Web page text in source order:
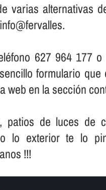
varias alternativas
627 964 177 o
formulario que
web en la sección
patios de luces de
lo exterior te lo
!!!